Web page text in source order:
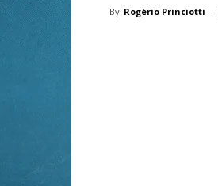
By Rogério Princiotti -